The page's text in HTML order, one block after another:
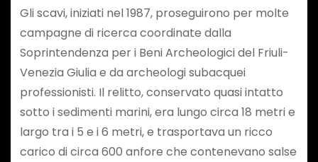
Gli scavi, iniziati nel 1987, proseguirono per molte
campagne di ricerca coordinate dalla
Soprintendenza per i Beni Archeologici del Friuli-
Venezia Giulia e da archeologi subacquei
professionisti. Il relitto, conservato quasi intatto
sotto i sedimenti marini, era lungo circa 18 metri e
largo tra i 5 e i 6 metri, e trasportava un ricco
carico di circa 600 anfore che contenevano salse